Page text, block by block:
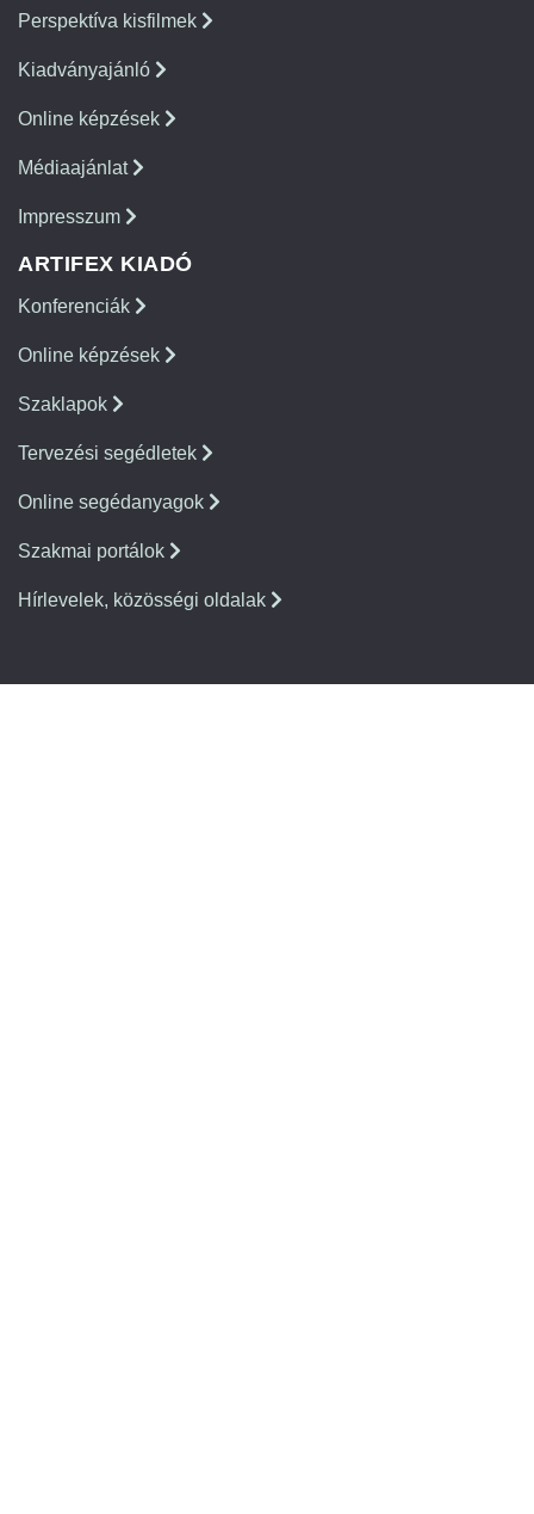
Perspektíva kisfilmek
Kiadványajánló
Online képzések
Médiaajánlat
Impresszum
ARTIFEX KIADÓ
Konferenciák
Online képzések
Szaklapok
Tervezési segédletek
Online segédanyagok
Szakmai portálok
Hírlevelek, közösségi oldalak